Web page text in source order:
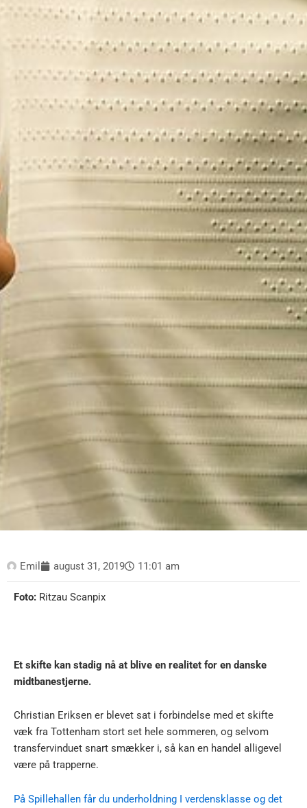
Emil august 31, 2019 11:01 am
Foto: Ritzau Scanpix
Et skifte kan stadig nå at blive en realitet for en danske
midtbanestjerne.
Christian Eriksen er blevet sat i forbindelse med et skifte
væk fra Tottenham stort set hele sommeren, og selvom
transfervinduet snart smækker i, så kan en handel alligevel
være på trapperne.
På Spillehallen får du underholdning I verdensklasse og det